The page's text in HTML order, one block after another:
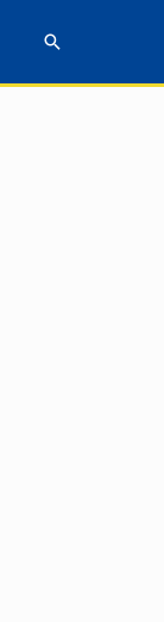
Αναζήτηση